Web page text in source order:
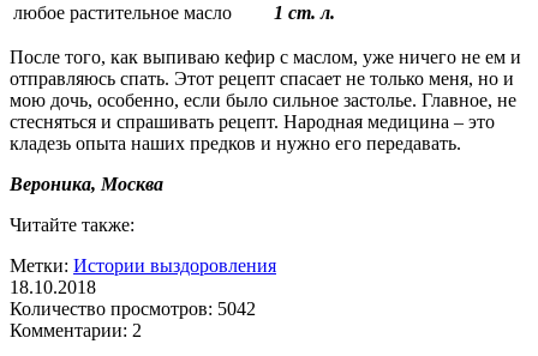
любое растительное масло
1 ст. л.
После того, как выпиваю кефир с маслом, уже ничего не ем и
отправляюсь спать. Этот рецепт спасает не только меня, но и
мою дочь, особенно, если было сильное застолье. Главное, не
стесняться и спрашивать рецепт. Народная медицина – это
кладезь опыта наших предков и нужно его передавать.
Вероника, Москва
Читайте также:
Метки: Истории выздоровления
18.10.2018
Количество просмотров: 5042
Комментарии: 2